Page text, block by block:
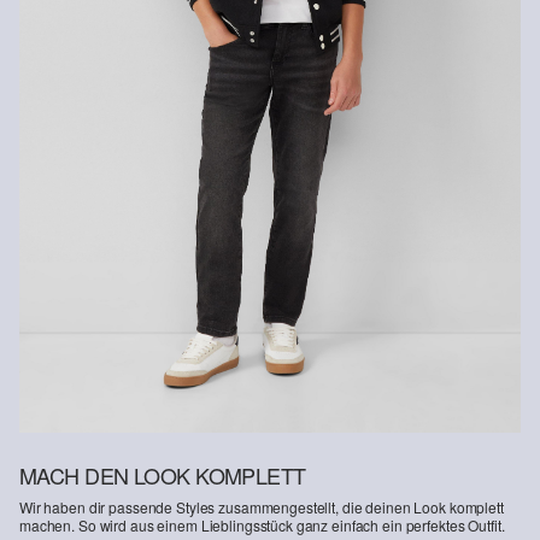
MACH DEN LOOK KOMPLETT
Wir haben dir passende Styles zusammengestellt, die deinen Look komplett
machen. So wird aus einem Lieblingsstück ganz einfach ein perfektes Outfit.